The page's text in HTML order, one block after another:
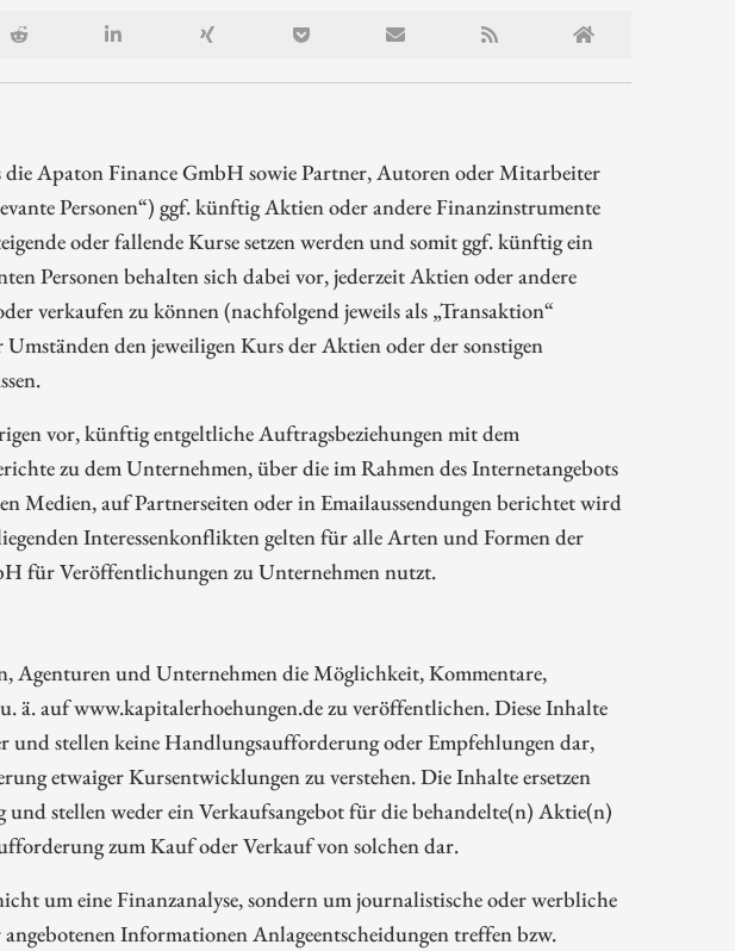
Apaton Finance GmbH sowie Partner, Autoren oder Mitarbeiter
Personen“) ggf. künftig Aktien oder andere Finanzinstrumente
oder fallende Kurse setzen werden und somit ggf. künftig ein
Personen behalten sich dabei vor, jederzeit Aktien oder andere
verkaufen zu können (nachfolgend jeweils als „Transaktion“
den jeweiligen Kurs der Aktien oder der sonstigen
vor, künftig entgeltliche Auftragsbeziehungen mit dem
zu dem Unternehmen, über die im Rahmen des Internetangebots
Medien, auf Partnerseiten oder in Emailaussendungen berichtet wird
Interessenkonflikten gelten für alle Arten und Formen der
für Veröffentlichungen zu Unternehmen nutzt.
Agenturen und Unternehmen die Möglichkeit, Kommentare,
ä. auf www.kapitalerhoehungen.de zu veröffentlichen. Diese Inhalte
und stellen keine Handlungsaufforderung oder Empfehlungen dar,
etwaiger Kursentwicklungen zu verstehen. Die Inhalte ersetzen
stellen weder ein Verkaufsangebot für die behandelte(n) Aktie(n)
zum Kauf oder Verkauf von solchen dar.
um eine Finanzanalyse, sondern um journalistische oder werbliche
Informationen Anlageentscheidungen treffen bzw.